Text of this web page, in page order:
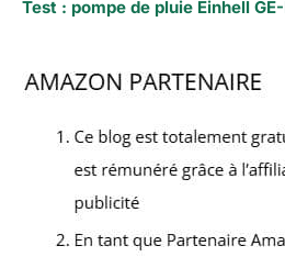
Test : pompe de pluie Einhell